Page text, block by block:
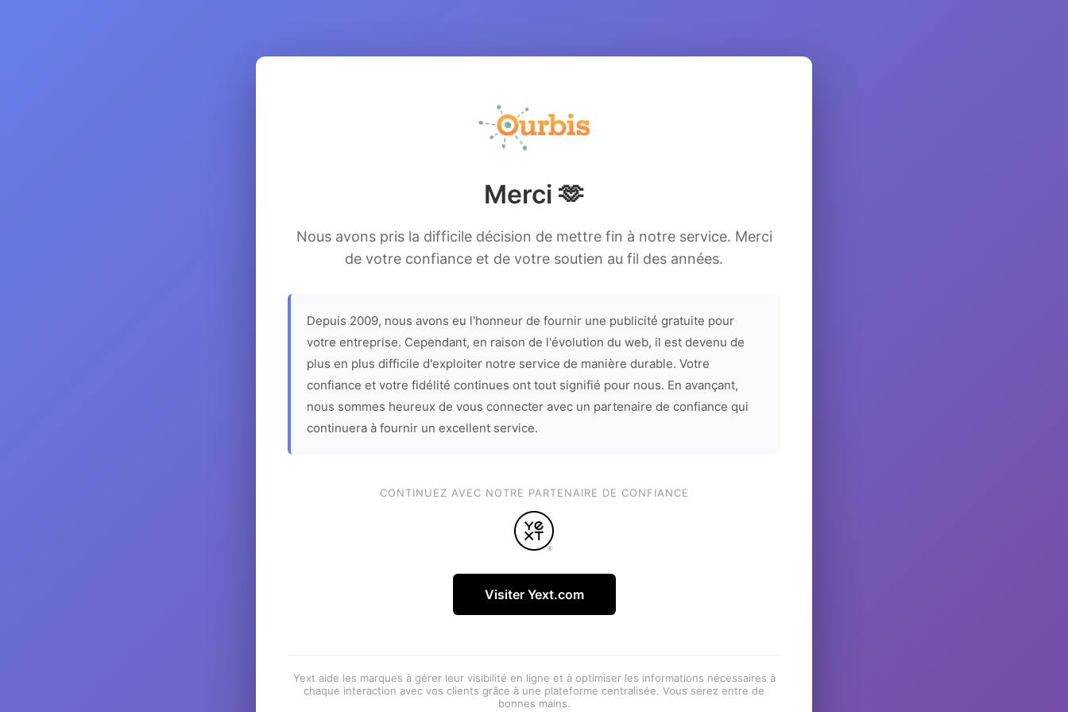
Merci 🫶
Nous avons pris la difficile décision de mettre fin à notre service. Merci
de votre confiance et de votre soutien au fil des années.
Depuis 2009, nous avons eu l'honneur de fournir une publicité gratuite pour
votre entreprise. Cependant, en raison de l'évolution du web, il est devenu de
plus en plus difficile d'exploiter notre service de manière durable. Votre
confiance et votre fidélité continues ont tout signifié pour nous. En avançant,
nous sommes heureux de vous connecter avec un partenaire de confiance qui
continuera à fournir un excellent service.
CONTINUEZ AVEC NOTRE PARTENAIRE DE CONFIANCE
Visiter Yext.com
Yext aide les marques à gérer leur visibilité en ligne et à optimiser les informations nécessaires à
chaque interaction avec vos clients grâce à une plateforme centralisée. Vous serez entre de
bonnes mains.